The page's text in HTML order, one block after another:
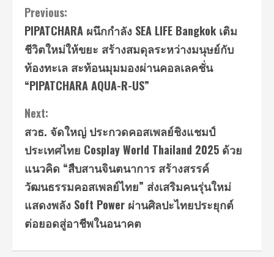
Continue
Reading
Previous:
PIPATCHARA ผนึกกำลัง SEA LIFE Bangkok เติม
ชีวิตใหม่ให้ขยะ สร้างสมดุลระหว่างมนุษย์กับ
ท้องทะเล สะท้อนมุมมองผ่านคอลเลคชั่น
“PIPATCHARA AQUA-R-US”
Next:
สวธ. จัดใหญ่ ประกวดคอสเพลย์ชิงแชมป์
ประเทศไทย Cosplay World Thailand 2025 ด้วย
แนวคิด “สืบสานจินตนาการ สร้างสรรค์
วัฒนธรรมคอสเพลย์ไทย” ส่งเสริมคนรุ่นใหม่
แสดงพลัง Soft Power ผ่านศิลปะไทยประยุกต์
ต่อยอดสู่อาชีพในอนาคต